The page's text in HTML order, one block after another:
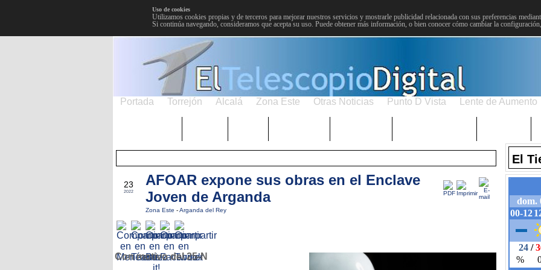
Uso de cookies
Utilizamos cookies propias y de terceros para mejorar nuestros servicios y mostrarle publicidad relacionada con sus preferencias
Si continúa navegando, consideramos que acepta su uso. Puede obtener más información, o bien conocer cómo cambiar la
Portada Torrejón Alcalá Zona Este Otras Noticias Punto D Vista Lente de Aumento
23
2022
AFOAR expone sus obras en el Enclave
Joven de Arganda
Zona Este -Arganda del Rey
Con motivo del 25-N
El